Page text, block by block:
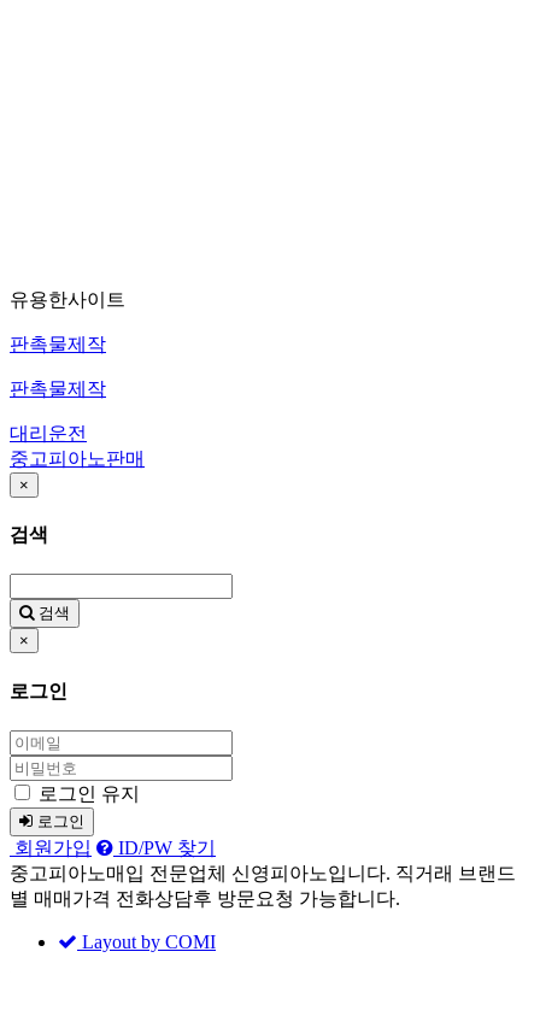
유용한사이트
판촉물제작
판촉물제작
대리운전
중고피아노판매
×
검색
검색
×
로그인
로그인 유지
로그인
회원가입
ID/PW 찾기
중고피아노매입 전문업체 신영피아노입니다. 직거래 브랜드
별 매매가격 전화상담후 방문요청 가능합니다.
Layout by COMI